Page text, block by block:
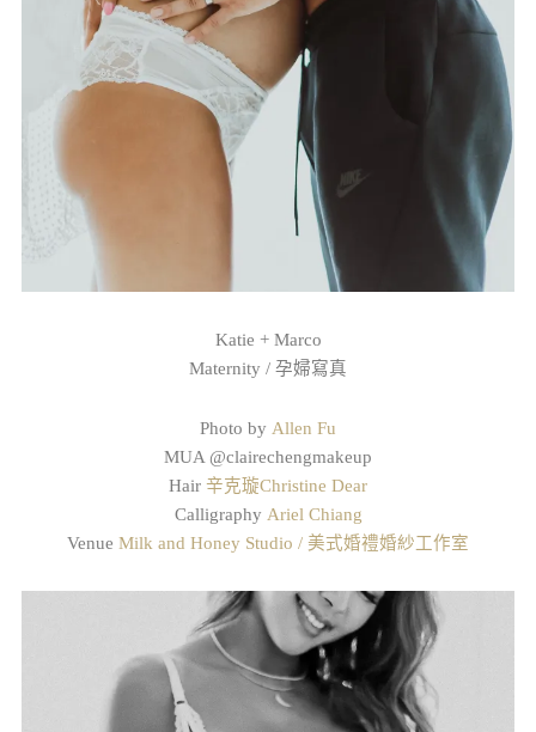
Katie + Marco
Maternity / 孕婦寫真
Photo by Allen Fu
MUA @clairechengmakeup
Hair 辛克璇Christine Dear
Calligraphy Ariel Chiang
Venue Milk and Honey Studio / 美式婚禮婚紗工作室